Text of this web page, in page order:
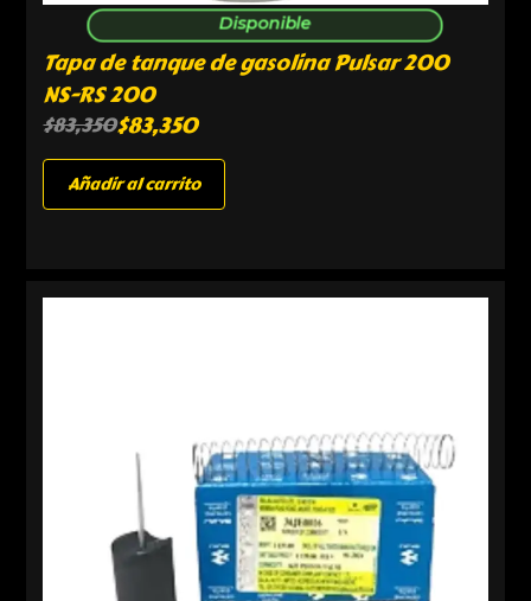
Disponible
Tapa de tanque de gasolina Pulsar 200
NS-RS 200
$83,350$83,350
Añadir al carrito